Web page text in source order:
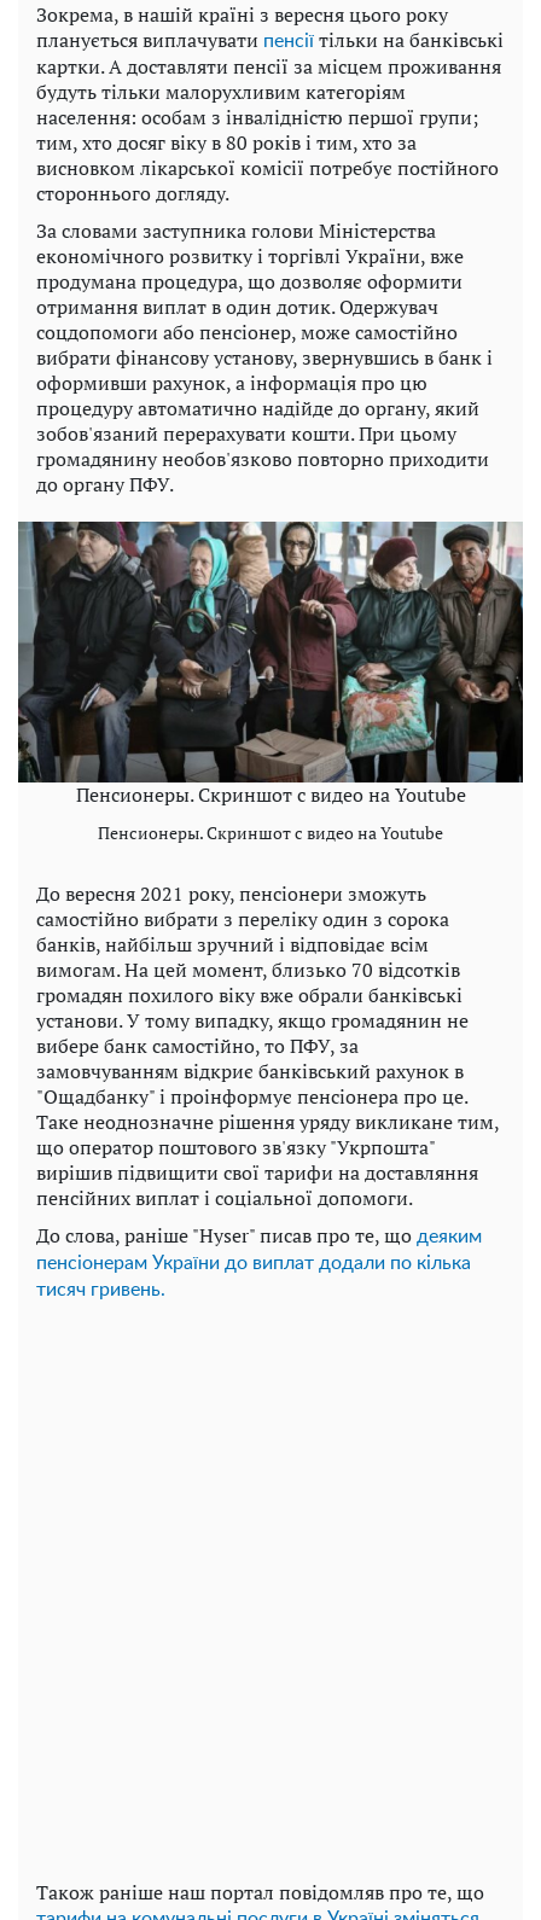
Зокрема, в нашій країні з вересня цього року
планується виплачувати пенсії тільки на банківські
картки. А доставляти пенсії за місцем проживання
будуть тільки малорухливим категоріям
населення: особам з інвалідністю першої групи;
тим, хто досяг віку в 80 років і тим, хто за
висновком лікарської комісії потребує постійного
стороннього догляду.
За словами заступника голови Міністерства
економічного розвитку і торгівлі України, вже
продумана процедура, що дозволяє оформити
отримання виплат в один дотик. Одержувач
соцдопомоги або пенсіонер, може самостійно
вибрати фінансову установу, звернувшись в банк і
оформивши рахунок, а інформація про цю
процедуру автоматично надійде до органу, який
зобов'язаний перерахувати кошти. При цьому
громадянину необов'язково повторно приходити
до органу ПФУ.
Пенсионеры. Скриншот с видео на Youtube
Пенсионеры. Скриншот с видео на Youtube
До вересня 2021 року, пенсіонери зможуть
самостійно вибрати з переліку один з сорока
банків, найбільш зручний і відповідає всім
вимогам. На цей момент, близько 70 відсотків
громадян похилого віку вже обрали банківські
установи. У тому випадку, якщо громадянин не
вибере банк самостійно, то ПФУ, за
замовчуванням відкриє банківський рахунок в
"Ощадбанку" і проінформує пенсіонера про це.
Таке неоднозначне рішення уряду викликане тим,
що оператор поштового зв'язку "Укрпошта"
вирішив підвищити свої тарифи на доставляння
пенсійних виплат і соціальної допомоги.
До слова, раніше "Hyser" писав про те, що деяким
пенсіонерам України до виплат додали по кілька
тисяч гривень.
Також раніше наш портал повідомляв про те, що